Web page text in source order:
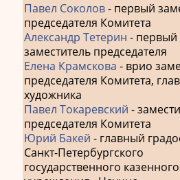
Павел Соколов- первый
председателя Комитета
Александр Тетерин - первый
заместитель председателя
Елена Крамскова - врио
председателя Комитета,
художника
Павел Токаревский -
председателя Комитета
Юрий Бакей - главный
Санкт-Петербургского
государственного казенного